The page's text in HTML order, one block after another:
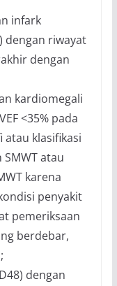
infark
dengan riwayat
dengan
kardiomegali
<35% pada
atau klasifikasi
SMWT atau
karena
penyakit
pemeriksaan
berdebar,
dengan